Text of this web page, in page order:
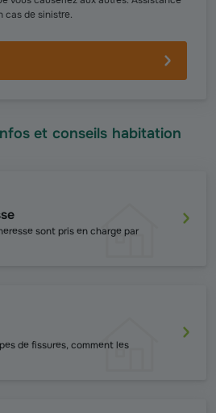
cas de sinistre.
et conseils habitation
sont pris en charge par
de fissures, comment les